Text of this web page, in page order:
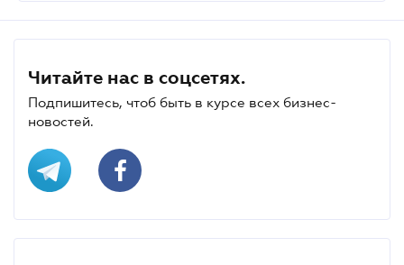
Читайте нас в соцсетях.
Подпишитесь, чтоб быть в курсе всех бизнес-
новостей.